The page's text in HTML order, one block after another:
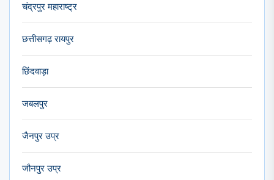
चंद्रपुर महाराष्ट्र
छत्तीसगढ़ रायपुर
छिंदवाड़ा
जबलपुर
जैनपुर उप्र
जौनपुर उप्र